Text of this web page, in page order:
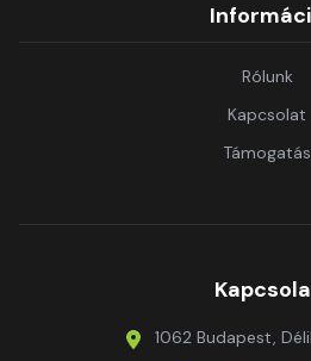
Rólunk
Kapcsolat
Támogatás
1062 Budapest,